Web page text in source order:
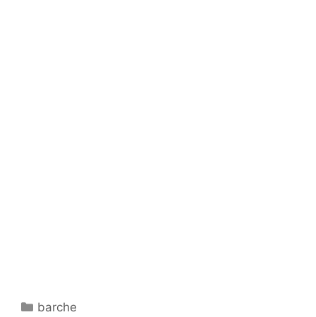
Categorie
barche